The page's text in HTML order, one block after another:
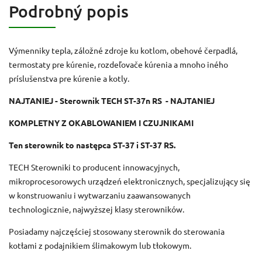
Podrobný popis
Výmenniky tepla, záložné zdroje ku kotlom, obehové čerpadlá,
termostaty pre kúrenie, rozdeľovače kúrenia a mnoho iného
príslušenstva pre kúrenie a kotly.
NAJTANIEJ - Sterownik TECH ST-37n RS - NAJTANIEJ
KOMPLETNY Z OKABLOWANIEM I CZUJNIKAMI
Ten sterownik to następca ST-37 i ST-37 RS.
TECH Sterowniki to producent innowacyjnych,
mikroprocesorowych urządzeń elektronicznych, specjalizujący się
w konstruowaniu i wytwarzaniu zaawansowanych
technologicznie, najwyższej klasy sterowników.
Posiadamy najczęściej stosowany sterownik do sterowania
kotłami z podajnikiem ślimakowym lub tłokowym.